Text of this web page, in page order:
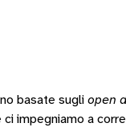
basate sugli open
impegniamo a